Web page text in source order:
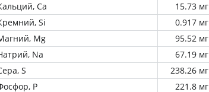
Ca
15.73 мг
Si
0.917 мг
Mg
95.52 мг
Na
67.19 мг
S
238.26 мг
P
221.8 мг